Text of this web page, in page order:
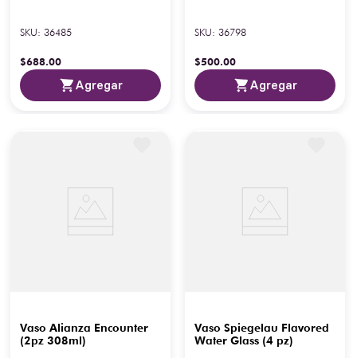
SKU: 36485
$688.00
Agregar
SKU: 36798
$500.00
Agregar
Vaso Alianza Encounter
(2pz 308ml)
Vaso Spiegelau Flavored
Water Glass (4 pz)